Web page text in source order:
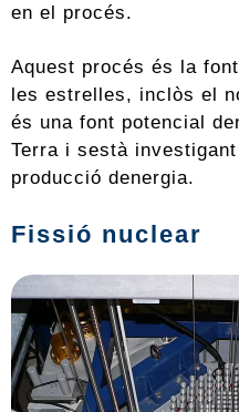
en el procés.
Aquest procés és la
les estrelles, inclòs el
és una font potencial
Terra i sestà
producció denergia.
Fissió nuclear